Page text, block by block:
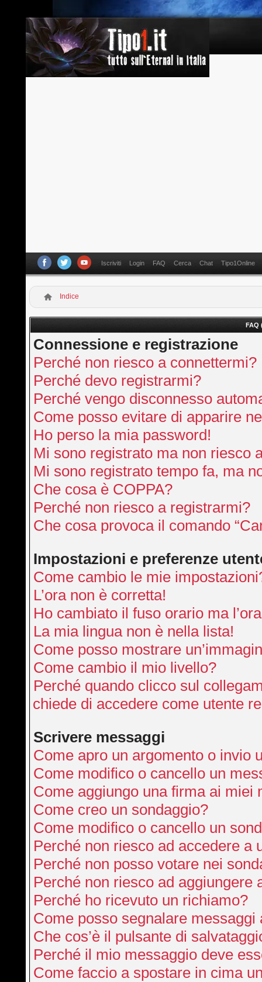
Iscriviti Login FAQ Cerca Chat Tipo1Online
Indice
FAQ
Connessione e registrazione
Perché non riesco a connettermi?
Perché devo registrarmi?
Perché vengo disconnesso
Come posso evitare di apparire
Ho perso la mia password!
Mi sono registrato ma non riesco
Mi sono registrato tempo fa, ma
Che cosa è COPPA?
Perché non riesco a registrarmi?
Che cosa provoca il comando
Impostazioni e preferenze
Come cambio le mie
L’ora non è corretta!
Ho cambiato il fuso orario ma
La mia lingua non è nella lista!
Come posso mostrare
Come cambio il mio livello?
Perché quando clicco sul
chiede di accedere come utente
Scrivere messaggi
Come apro un argomento o invio
Come modifico o cancello un
Come aggiungo una firma ai miei
Come creo un sondaggio?
Come modifico o cancello un
Perché non riesco ad accedere a
Perché non posso votare nei
Perché non riesco ad aggiungere
Perché ho ricevuto un richiamo?
Come posso segnalare messaggi
Che cos’è il pulsante di
Perché il mio messaggio deve
Come faccio a spostare in cima